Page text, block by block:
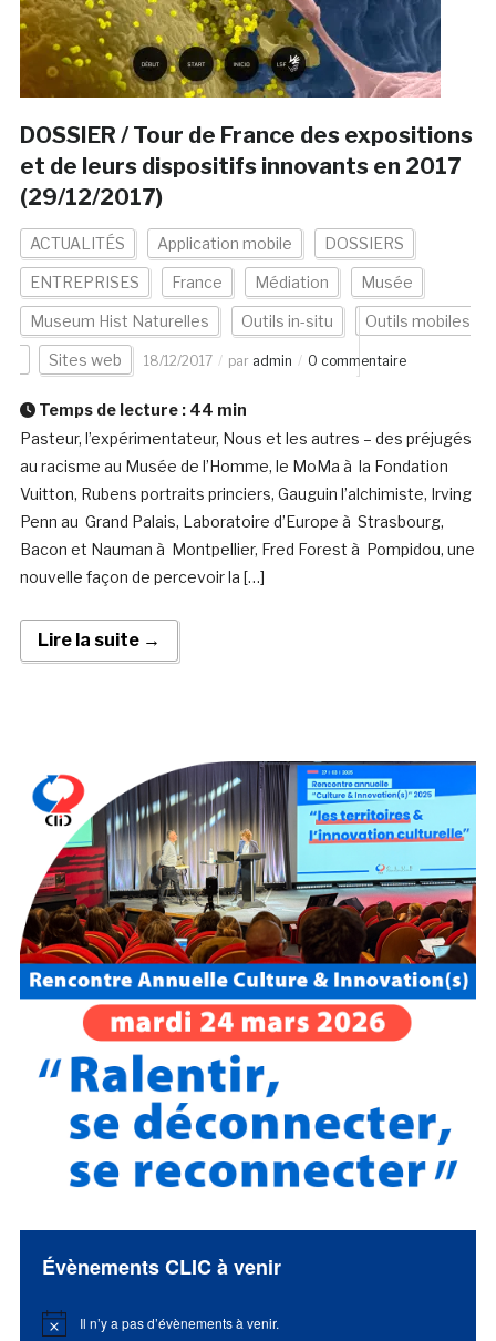
DOSSIER / Tour de France des expositions
et de leurs dispositifs innovants en 2017
(29/12/2017)
ACTUALITÉS Application mobile DOSSIERS
ENTREPRISES France Médiation Musée
Museum Hist Naturelles Outils in-situ Outils mobiles
Sites web 18/12/2017 par admin 0 commentaire
Temps de lecture : 44 min
Pasteur, l’expérimentateur, Nous et les autres – des préjugés
au racisme au Musée de l’Homme, le MoMa à la Fondation
Vuitton, Rubens portraits princiers, Gauguin l’alchimiste, Irving
Penn au Grand Palais, Laboratoire d’Europe à Strasbourg,
Bacon et Nauman à Montpellier, Fred Forest à Pompidou, une
nouvelle façon de percevoir la […]
Lire la suite →
Évènements CLIC à venir
Notice Il n’y a pas d’évènements à venir.